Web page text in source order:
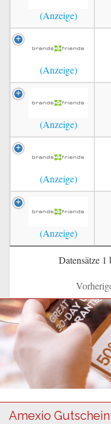
Datensätze 1
Amexio